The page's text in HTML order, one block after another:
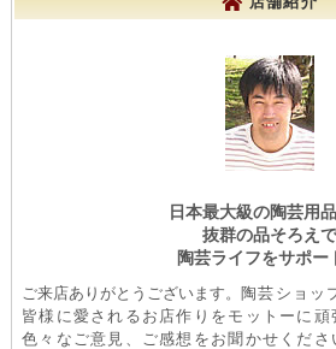
日本最大級の陶芸用
抜群の品そろえで
陶芸ライフをサポー
ご来店ありがとうございます。 陶芸ショッ
皆様に愛されるお店作りをモットーに頑
色々なご意見、ご感想をお聞かせくだ